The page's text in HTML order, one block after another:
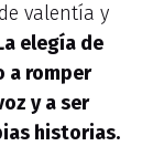
valentía y
elegía de
a romper
y a ser
historias.